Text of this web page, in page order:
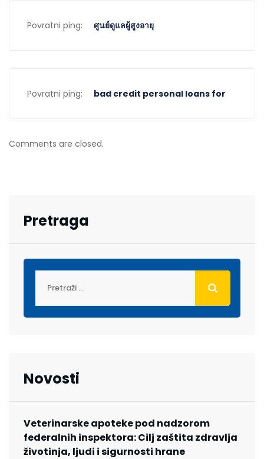
Povratni ping: ศูนย์ดูแลผู้สูงอายุ
Povratni ping: bad credit personal loans for
Comments are closed.
Pretraga
Novosti
Veterinarske apoteke pod nadzorom
federalnih inspektora: Cilj zaštita zdravlja
životinja, ljudi i sigurnosti hrane